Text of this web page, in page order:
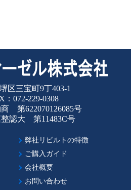
区三宝町9丁403-1
072-229-0308
第622070126085号
認大 第11483C号
弊社リビルトの特徴
ご購入ガイド
会社概要
お問い合わせ